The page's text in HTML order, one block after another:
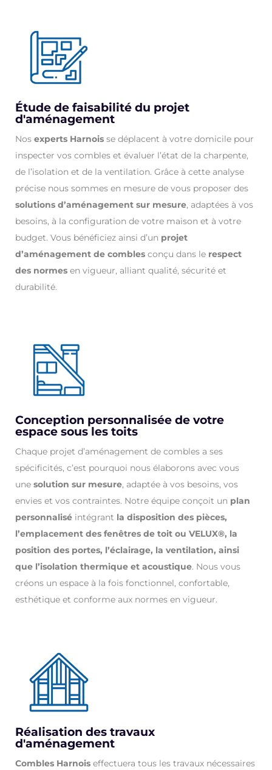
Étude de faisabilité du projet
d'aménagement
Nos experts Harnois se déplacent à votre domicile pour
inspecter vos combles et évaluer l’état de la charpente,
de l’isolation et de la ventilation. Grâce à cette analyse
précise nous sommes en mesure de vous proposer des
solutions d’aménagement sur mesure, adaptées à vos
besoins, à la configuration de votre maison et à votre
budget. Vous bénéficiez ainsi d’un projet
d’aménagement de combles conçu dans le respect
des normes en vigueur, alliant qualité, sécurité et
durabilité.
Conception personnalisée de votre
espace sous les toits
Chaque projet d’aménagement de combles a ses
spécificités, c’est pourquoi nous élaborons avec vous
une solution sur mesure, adaptée à vos besoins, vos
envies et vos contraintes. Notre équipe conçoit un plan
personnalisé intégrant la disposition des pièces,
l’emplacement des fenêtres de toit ou VELUX®, la
position des portes, l’éclairage, la ventilation, ainsi
que l’isolation thermique et acoustique. Nous vous
créons un espace à la fois fonctionnel, confortable,
esthétique et conforme aux normes en vigueur.
Réalisation des travaux
d'aménagement
Combles Harnois effectuera tous les travaux nécessaires